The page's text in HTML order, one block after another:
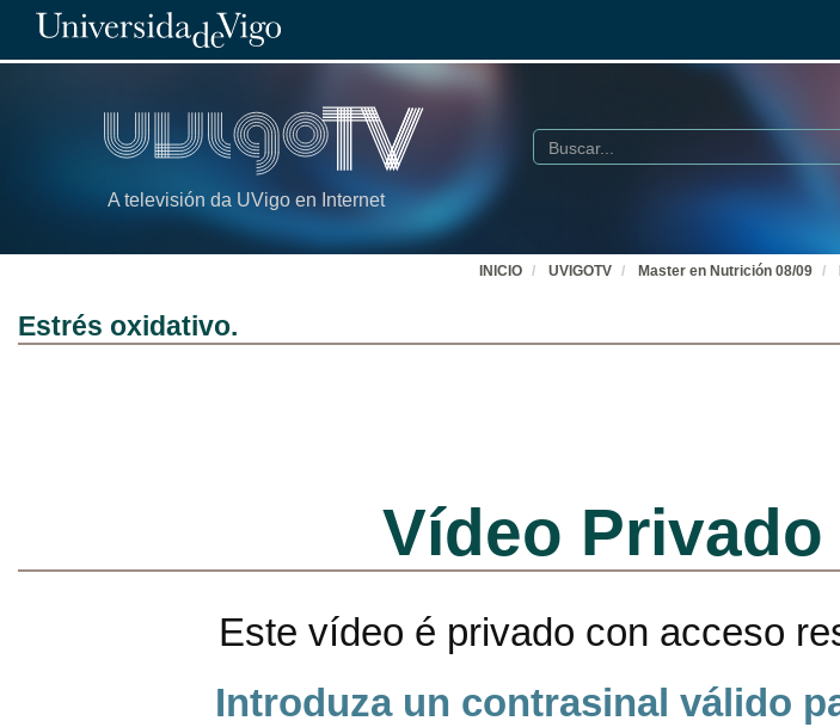
A televisión da UVigo en Internet
Buscar
INICIO UVIGOTV Master en Nutrición 08/09
Estrés oxidativo.